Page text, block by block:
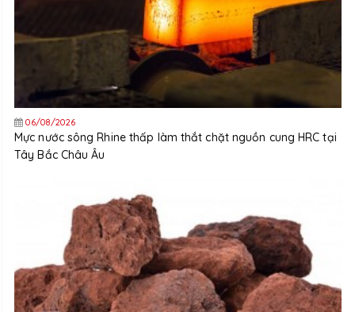
06/08/2026
Mực nước sông Rhine thấp làm thắt chặt nguồn cung HRC tại
Tây Bắc Châu Âu